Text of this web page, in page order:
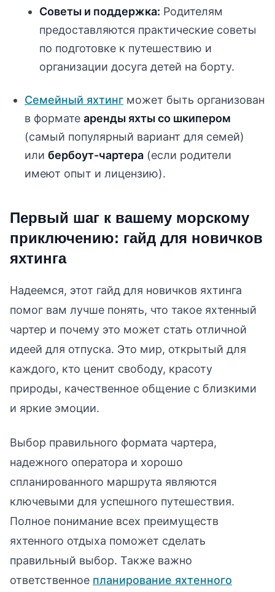
Советы и поддержка: Родителям
предоставляются практические советы
по подготовке к путешествию и
организации досуга детей на борту.
Семейный яхтинг может быть организован
в формате аренды яхты со шкипером
(самый популярный вариант для семей)
или бербоут-чартера (если родители
имеют опыт и лицензию).
Первый шаг к вашему морскому
приключению: гайд для новичков
яхтинга
Надеемся, этот гайд для новичков яхтинга
помог вам лучше понять, что такое яхтенный
чартер и почему это может стать отличной
идеей для отпуска. Это мир, открытый для
каждого, кто ценит свободу, красоту
природы, качественное общение с близкими
и яркие эмоции.
Выбор правильного формата чартера,
надежного оператора и хорошо
спланированного маршрута являются
ключевыми для успешного путешествия.
Полное понимание всех преимуществ
яхтенного отдыха поможет сделать
правильный выбор. Также важно
ответственное планирование яхтенного